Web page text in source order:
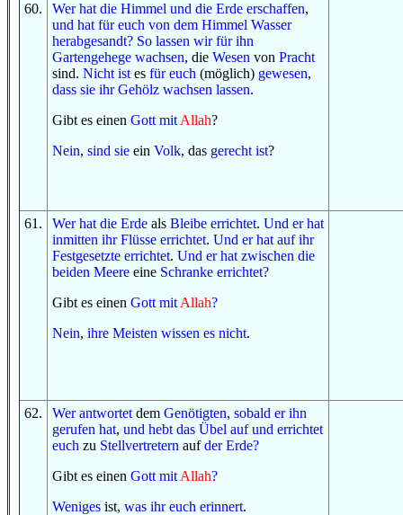
60. Wer hat die Himmel und die Erde erschaffen,
und hat für euch von dem Himmel Wasser
herabgesandt? So lassen wir für ihn
Gartengehege wachsen, die Wesen von Pracht
sind. Nicht ist es für euch (möglich) gewesen,
dass sie ihr Gehölz wachsen lassen.
Gibt es einen Gott mit Allah?
Nein, sind sie ein Volk, das gerecht ist?
61 . Wer hat die Erde als Bleibe errichtet. Und er hat
inmitten ihr Flüsse errichtet. Und er hat auf ihr
Festgesetzte errichtet. Und er hat zwischen die
beiden Meere eine Schranke errichtet?
Gibt es einen Gott mit Allah?
Nein, ihre Meisten wissen es nicht.
62. Wer antwortet dem Genötigten, sobald er ihn
gerufen hat, und hebt das Übel auf und errichtet
euch zu Stellvertretern aufder Erde?
Gibt es einen Gott mit Allah?
Weniges ist, was ihr euch erinnert.